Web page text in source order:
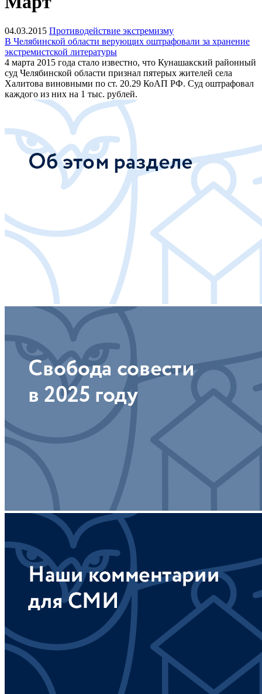
04.03.2015 Противодействие экстремизму
В Челябинской области верующих оштрафовали за хранение
экстремистской литературы
4 марта 2015 года стало известно, что Кунашакский районный
суд Челябинской области признал пятерых жителей села
Халитова виновными по ст. 20.29 КоАП РФ. Суд оштрафовал
каждого из них на 1 тыс. рублей.